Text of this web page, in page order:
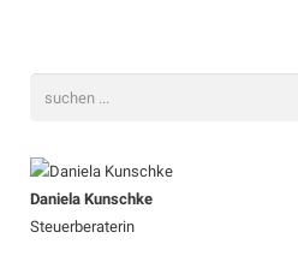
Daniela Kunschke
Steuerberaterin